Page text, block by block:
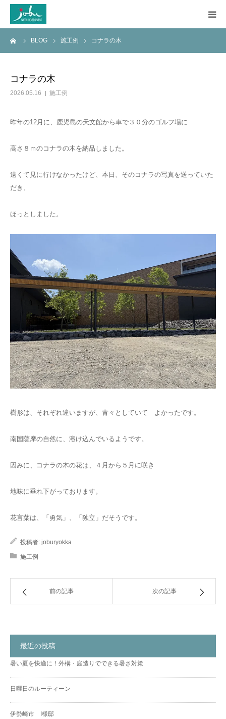
BLOG 施工例 コナラの木
コナラの木
2026.05.16 施工例
昨年の12月に、鹿児島の天文館から車で３０分のゴルフ場に
高さ８ｍのコナラの木を納品しました。
遠くて見に行けなかったけど、本日、そのコナラの写真を送っていた
だき、
ほっとしました。
樹形は、それぞれ違いますが、青々としていて よかったです。
南国薩摩の自然に、溶け込んでいるようです。
因みに、コナラの木の花は、４月から５月に咲き
地味に垂れ下がっております。
花言葉は、「勇気」、「独立」だそうです。
投稿者: joburyokka
施工例
前の記事 次の記事
最近の投稿
暑い夏を快適に！外構・庭造りでできる暑さ対策
日曜日のルーティーン
伊勢崎市 I様邸
HOME
CONTACT US